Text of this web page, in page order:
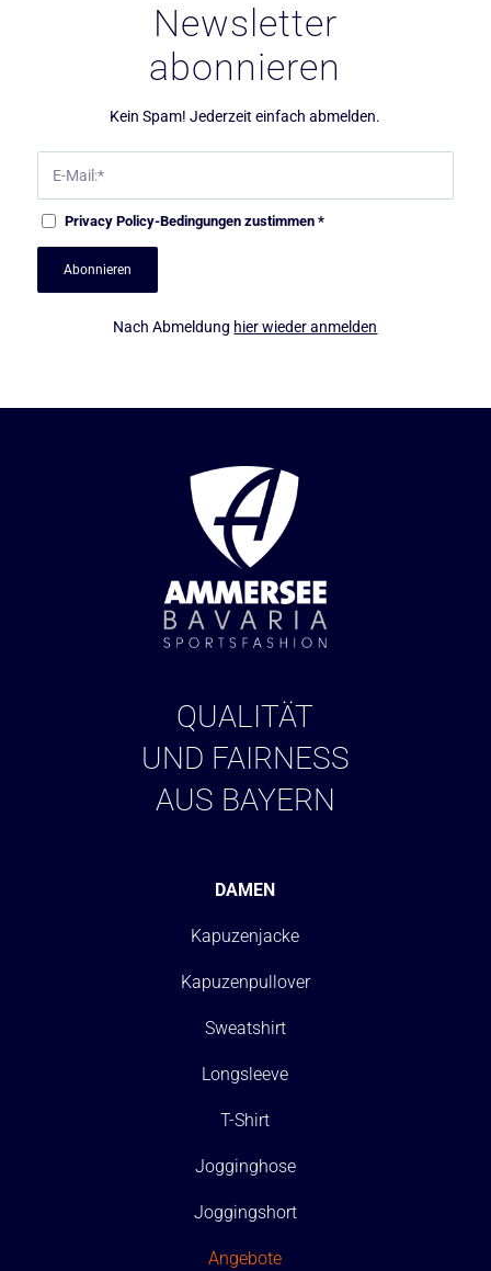
Newsletter
abonnieren
Kein Spam! Jederzeit einfach abmelden.
Privacy Policy-Bedingungen zustimmen *
Nach Abmeldung hier wieder anmelden
QUALITÄT
UND FAIRNESS
AUS BAYERN
DAMEN
Kapuzenjacke
Kapuzenpullover
Sweatshirt
Longsleeve
T-Shirt
Jogginghose
Joggingshort
Angebote